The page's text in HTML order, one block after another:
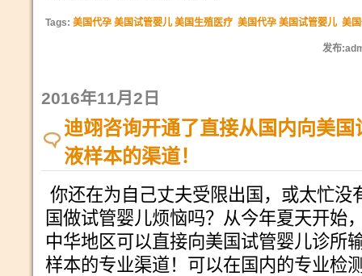
Tags: 美国代孕 美国试管婴儿 美国生殖医疗 美国代孕 美国试管婴儿 美
发布
2016年11月2日
迪翊咨询开通了直接从国内向美
液样本的渠道！
你还在为自己丈夫受限出国，或太忙没
国做试管婴儿烦恼吗？从今年夏天开始
中华地区可以直接向美国试管婴儿诊所
样本的专业渠道！可以在国内的专业检